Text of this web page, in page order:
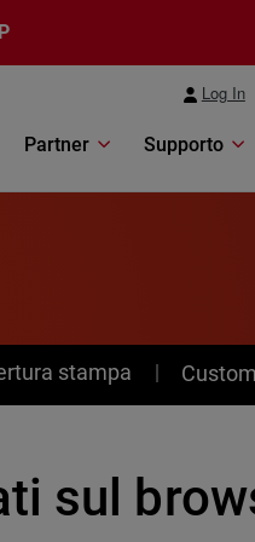
Log In
Partner Supporto
stampa
sul